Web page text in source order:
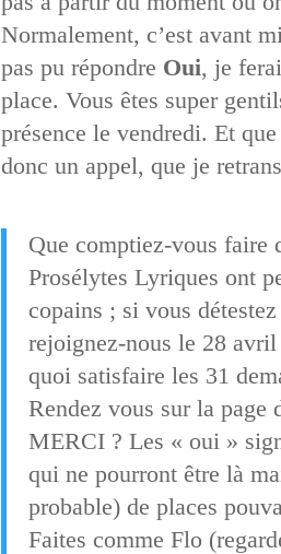
Normalement, c’est avant
pas pu répondre Oui, je
place. Vous êtes super
présence le vendredi. Et
donc un appel, que je
Que comptiez-vous faire
Prosélytes Lyriques ont
copains ; si vous
rejoignez-nous le 28
quoi satisfaire les 31
Rendez vous sur la page
MERCI ? Les « oui »
qui ne pourront être là
probable) de places
Faites comme Flo